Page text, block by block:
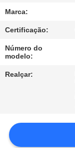
PEÇA
UMAS
CITAÇÕES
MAPA
POLÍTICA
Marca:
Certificação:
Número do
modelo:
Realçar: